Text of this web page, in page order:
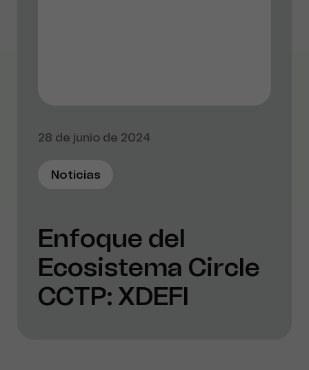
28 de junio de 2024
Noticias
Enfoque del
Ecosistema Circle
CCTP: XDEFI